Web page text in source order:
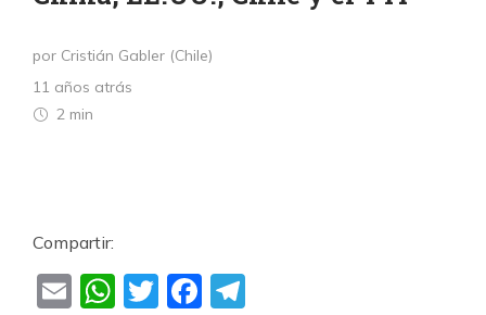
por Cristián Gabler (Chile)
11 años atrás
2 min
Compartir:
EmailWhatsApp
TwitterFacebook